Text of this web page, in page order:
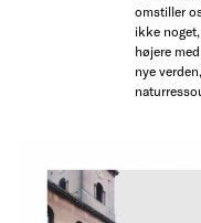
omstiller
ikke
højere
nye